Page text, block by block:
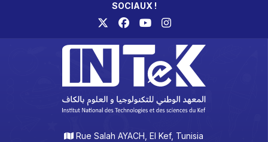
SOCIAUX !
Rue Salah AYACH, El Kef, Tunisia